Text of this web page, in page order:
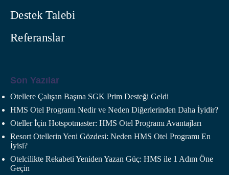
Destek Talebi
Referanslar
Son Yazılar
Otellere Çalışan Başına SGK Prim Desteği Geldi
HMS Otel Programı Nedir ve Neden Diğerlerinden Daha İyidir?
Oteller İçin Hotspotmaster: HMS Otel Programı Avantajları
Resort Otellerin Yeni Gözdesi: Neden HMS Otel Programı En
İyisi?
Otelcilikte Rekabeti Yeniden Yazan Güç: HMS ile 1 Adım Öne
Geçin